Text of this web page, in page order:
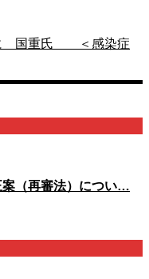
に 国重氏 ＜感染症
（再審法）につい…